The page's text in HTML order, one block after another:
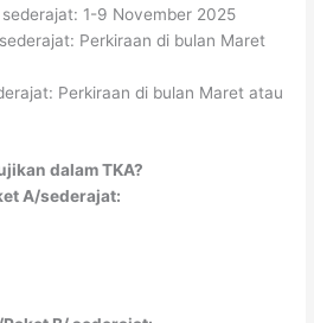
1-9 November 2025
Perkiraan di bulan Maret
Perkiraan di bulan Maret atau
dalam TKA?
A/sederajat: